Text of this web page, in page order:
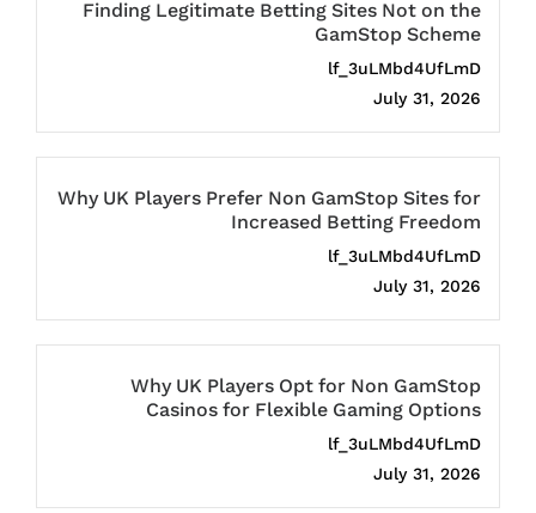
Finding Legitimate Betting Sites Not on the
GamStop Scheme
lf_3uLMbd4UfLmD
July 31, 2026
Why UK Players Prefer Non GamStop Sites for
Increased Betting Freedom
lf_3uLMbd4UfLmD
July 31, 2026
Why UK Players Opt for Non GamStop
Casinos for Flexible Gaming Options
lf_3uLMbd4UfLmD
July 31, 2026